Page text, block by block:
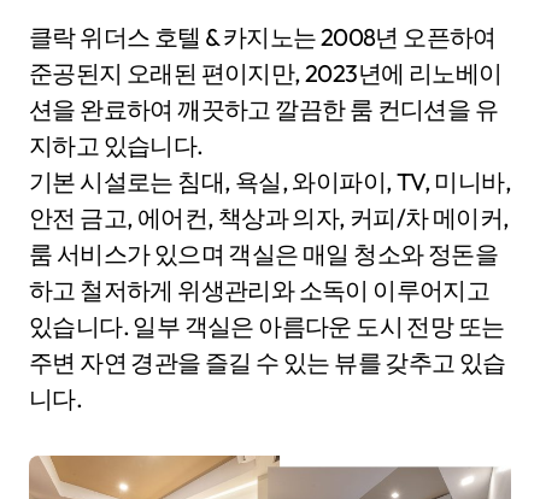
클락 위더스 호텔 & 카지노는 2008년 오픈하여
준공된지 오래된 편이지만, 2023년에 리노베이
션을 완료하여 깨끗하고 깔끔한 룸 컨디션을 유
지하고 있습니다.
기본 시설로는 침대, 욕실, 와이파이, TV, 미니바,
안전 금고, 에어컨, 책상과 의자, 커피/차 메이커,
룸 서비스가 있으며 객실은 매일 청소와 정돈을
하고 철저하게 위생관리와 소독이 이루어지고
있습니다. 일부 객실은 아름다운 도시 전망 또는
주변 자연 경관을 즐길 수 있는 뷰를 갖추고 있습
니다.